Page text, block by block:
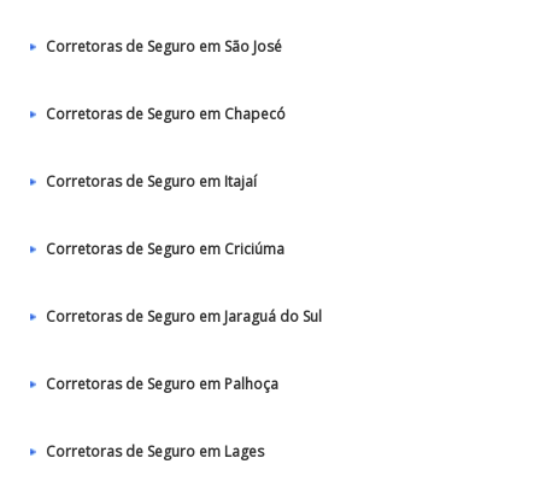
Corretoras de Seguro em São José
Corretoras de Seguro em Chapecó
Corretoras de Seguro em Itajaí
Corretoras de Seguro em Criciúma
Corretoras de Seguro em Jaraguá do Sul
Corretoras de Seguro em Palhoça
Corretoras de Seguro em Lages